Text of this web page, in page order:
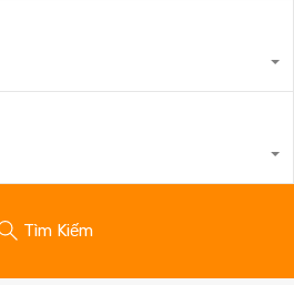
Tìm Kiếm